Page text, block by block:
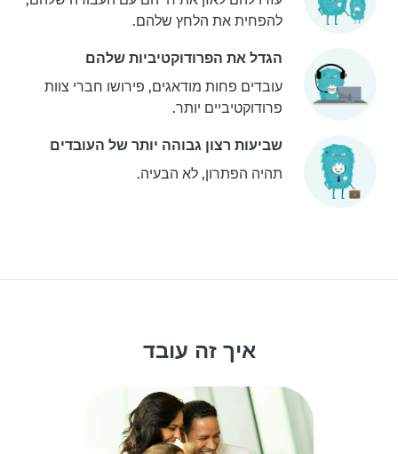
להפחית את הלחץ שלהם.
הגדל את הפרודוקטיביות שלהם
עובדים פחות מודאגים, פירושו חברי צוות
פרודוקטיביים יותר.
שביעות רצון גבוהה יותר של העובדים
תהיה הפתרון, לא הבעיה.
איך זה עובד